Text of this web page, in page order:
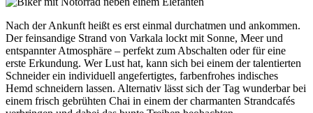
Nach der Ankunft heißt es erst einmal durchatmen und ankommen.
Der feinsandige Strand von Varkala lockt mit Sonne, Meer und
entspannter Atmosphäre – perfekt zum Abschalten oder für eine
erste Erkundung. Wer Lust hat, kann sich bei einem der talentierten
Schneider ein individuell angefertigtes, farbenfrohes indisches
Hemd schneidern lassen. Alternativ lässt sich der Tag wunderbar bei
einem frisch gebrühten Chai in einem der charmanten Strandcafés